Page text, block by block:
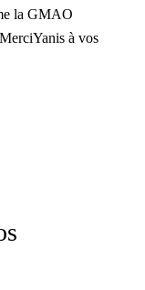
la GMAO
à vos